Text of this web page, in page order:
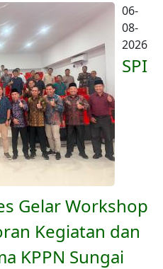
06-
08-
2026
SPI
Gelar Workshop
Kegiatan dan
KPPN Sungai